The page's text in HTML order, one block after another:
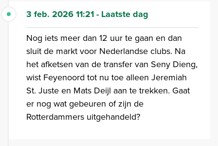
3 feb. 2026 11:21 - Laatste dag
Nog iets meer dan 12 uur te gaan en dan
sluit de markt voor Nederlandse clubs. Na
het afketsen van de transfer van Seny Dieng,
wist Feyenoord tot nu toe alleen Jeremiah
St. Juste en Mats Deijl aan te trekken. Gaat
er nog wat gebeuren of zijn de
Rotterdammers uitgehandeld?